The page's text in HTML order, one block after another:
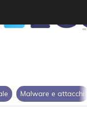
Malware e attacchi